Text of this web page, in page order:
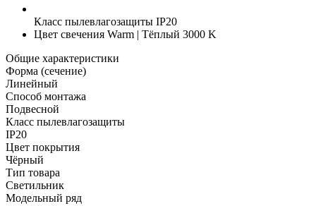
Класс пылевлагозащиты IP20
Цвет свечения Warm | Тёплый 3000 K
Общие характеристики
Форма (сечение)
Линейный
Способ монтажа
Подвесной
Класс пылевлагозащиты
IP20
Цвет покрытия
Чёрный
Тип товара
Светильник
Модельный ряд